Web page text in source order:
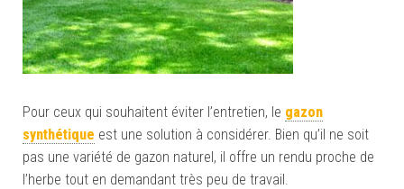
Pour ceux qui souhaitent éviter l’entretien, le gazon
synthétique est une solution à considérer. Bien qu’il ne soit
pas une variété de gazon naturel, il offre un rendu proche de
l’herbe tout en demandant très peu de travail.